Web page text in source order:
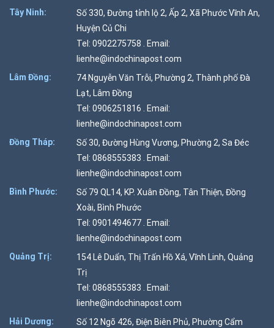
Tây Ninh:
Số 330, Đường tỉnh lộ 2, Ấp 2, Xã Phước Vĩnh An,
Huyện Củ Chi
Tel: 0902275758 . Email:
lienhe@indochinapost.com
Lâm Đồng:
74 Nguyễn Văn Trỗi, Phường 2, Thành phố Đà
Lạt, Lâm Đồng
Tel: 0906251816 . Email:
lienhe@indochinapost.com
Đồng Tháp:
Số 30, Đường Hùng Vương, Phường 2, Sa Đéc
Tel: 0868555383 . Email:
lienhe@indochinapost.com
Bình Phước:
Số 79 QL14, KP. Xuân Đồng, Tân Thiện, Đồng
Xoài, Bình Phước
Tel: 0901494677 . Email:
lienhe@indochinapost.com
Quảng Trị:
154 Lê Duẩn, Thị Trấn Hồ Xá, Vĩnh Linh, Quảng
Trị
Tel: 0868555383 . Email:
lienhe@indochinapost.com
Hải Dương:
Số 12 Ngõ 426, Điện Biên Phủ, Phường Cẩm